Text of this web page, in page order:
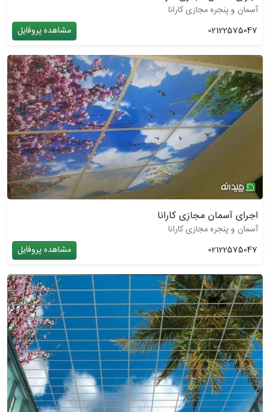
آسمان و پنجره مجازی کارانا
02122575047
مشاهده پروفایل
اجرای آسمان مجازی کارانا
آسمان و پنجره مجازی کارانا
02122575047
مشاهده پروفایل